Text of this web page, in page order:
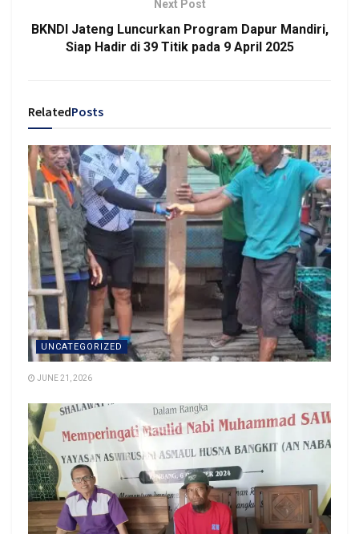
Next Post
BKNDI Jateng Luncurkan Program Dapur Mandiri,
Siap Hadir di 39 Titik pada 9 April 2025
RelatedPosts
UNCATEGORIZED
JUNE 21, 2026